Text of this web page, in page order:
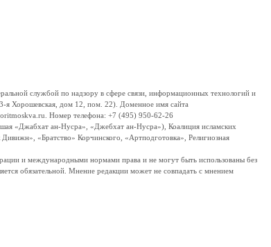
службой по надзору в сфере связи, информационных технологий и
я Хорошевская, дом 12, пом. 22). Доменное имя сайта
Номер телефона: +7 (495) 950-62-26
«Джабхат ан-Нусра», «Джебхат ан-Нусра»), Коалиция исламских
«Братство» Корчинского, «Артподготовка», Религиозная
и международными нормами права и не могут быть использованы без
обязательной. Мнение редакции может не совпадать с мнением